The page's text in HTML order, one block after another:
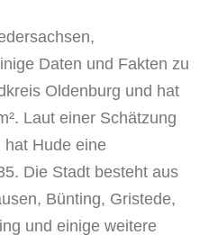
Daten und Fakten zu
Oldenburg und hat
Laut einer Schätzung
hat Hude eine
Die Stadt besteht aus
Bünting, Gristede,
und einige weitere